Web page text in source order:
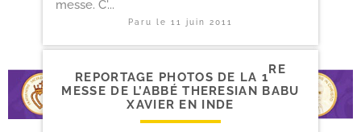
messe. C'...
Paru le 11 juin 2011
REPORTAGE PHOTOS DE LA 1
RE
MESSE DE L’ABBÉ THERESIAN BABU
XAVIER EN INDE